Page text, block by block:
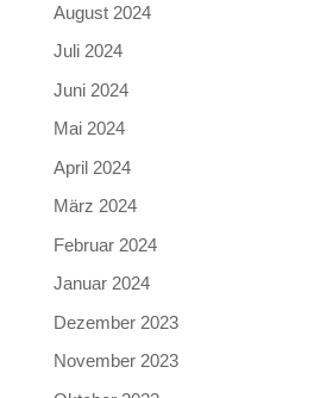
August 2024
Juli 2024
Juni 2024
Mai 2024
April 2024
März 2024
Februar 2024
Januar 2024
Dezember 2023
November 2023